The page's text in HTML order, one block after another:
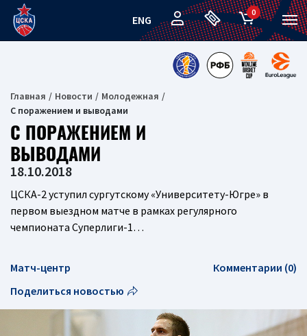
ENG
0
Главная Новости
Молодежная
С поражением и выводами
С ПОРАЖЕНИЕМ И
ВЫВОДАМИ
18.10.2018
ЦСКА-2 уступил сургутскому «Университету-Югре» в
первом выездном матче в рамках регулярного
чемпионата Суперлиги-1…
Матч-центр
Комментарии (0)
Поделиться новостью